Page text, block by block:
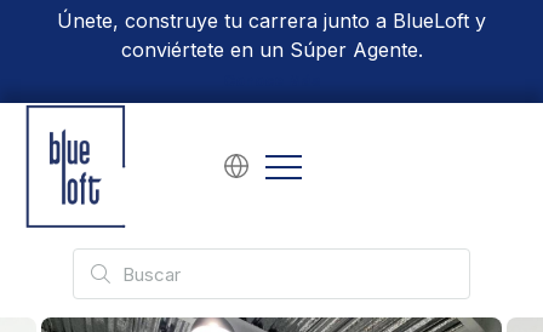
Únete, construye tu carrera junto a BlueLoft y
conviértete en un Súper Agente.